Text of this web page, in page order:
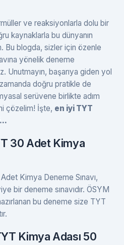
ve reaksiyonlarla dolu bir
kaynaklarla bu dünyanın
Bu blogda, sizler için özenle
yönelik deneme
Unutmayın, başarıya giden yol
doğru pratikle de
serüvene birlikte adım
çözelim! İşte, en iyi TYT
30 Adet Kimya
Kimya Deneme Sınavı,
bir deneme sınavıdır. ÖSYM
bu deneme size TYT
Kimya Adası 50